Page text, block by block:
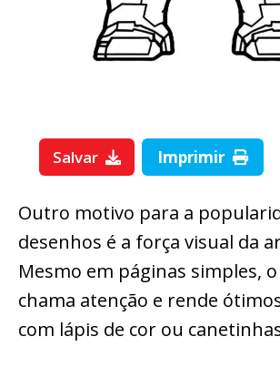
Salvar Imprimir
Outro motivo para a
desenhos é a força visual da
Mesmo em páginas simples,
chama atenção e rende
com lápis de cor ou